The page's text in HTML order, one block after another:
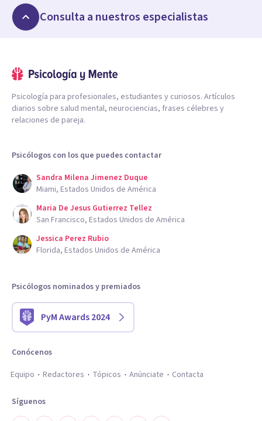
Consulta a nuestros especialistas
Psicología para profesionales, estudiantes y curiosos. Artículos
diarios sobre salud mental, neurociencias, frases célebres y
relaciones de pareja.
Psicólogos con los que puedes contactar
Sandra Milena Jimenez Duque
Miami, Estados Unidos de América
Maria De Jesus Gutierrez Tellez
San Francisco, Estados Unidos de América
Jessica Perez Rubio
Florida, Estados Unidos de América
Psicólogos nominados y premiados
PyM Awards 2024
Conócenos
Equipo
Redactores Tópicos Anúnciate Contacta
Síguenos